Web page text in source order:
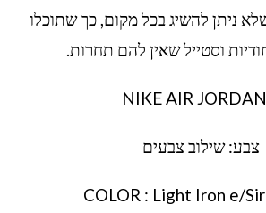
ניתן להשיג בכל מקום, כך שתוכלו
וסטייל שאין להם תחרות.
NIKE AIR
צבע: שילוב צבעים
COLOR : Light Iron e/